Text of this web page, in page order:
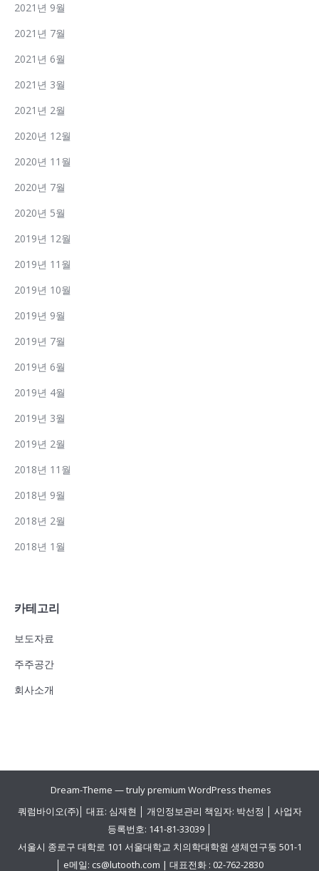
2021년 9월
2021년 7월
2021년 6월
2021년 3월
2021년 2월
2020년 12월
2020년 11월
2020년 7월
2020년 5월
2019년 12월
2019년 11월
2019년 10월
2019년 9월
2019년 7월
2019년 6월
2019년 4월
2019년 3월
2019년 2월
2018년 11월
2018년 9월
2018년 2월
2018년 1월
카테고리
보도자료
주주공간
회사소개
Dream-Theme — trulypremium WordPress themes
쿼럼바이오(주)│ 대표: 심재현 │ 개인정보관리 책임자: 박선정 │ 사업자
등록번호: 141-81-33039 │
서울시 종로구 대학로 101 서울대학교 치의학대학원 생체연구동 501-1
│ e메일: cs@lutooth.com | 대표전화 : 02-762-2830